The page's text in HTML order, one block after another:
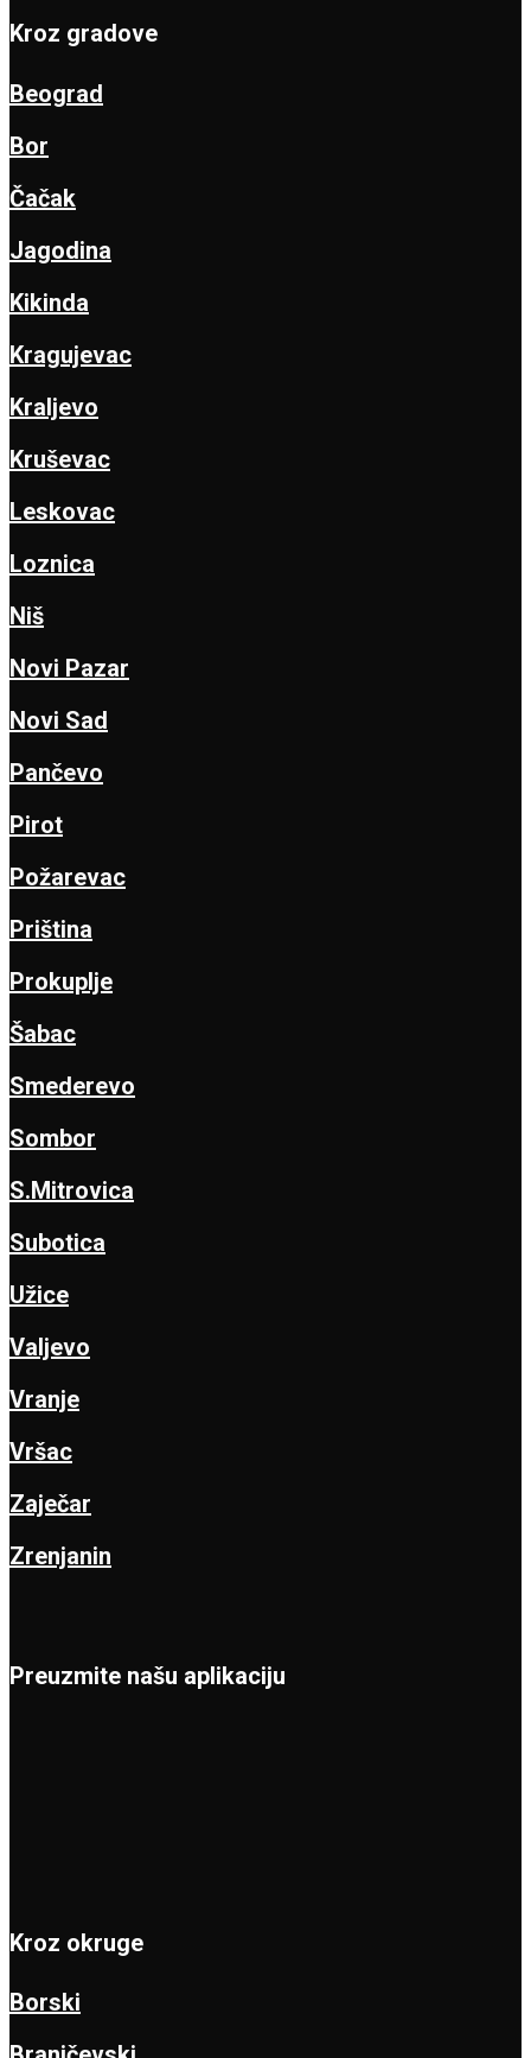
Kroz gradove
Beograd
Bor
Čačak
Jagodina
Kikinda
Kragujevac
Kraljevo
Kruševac
Leskovac
Loznica
Niš
Novi Pazar
Novi Sad
Pančevo
Pirot
Požarevac
Priština
Prokuplje
Šabac
Smederevo
Sombor
S.Mitrovica
Subotica
Užice
Valjevo
Vranje
Vršac
Zaječar
Zrenjanin
Preuzmite našu aplikaciju
Kroz okruge
Borski